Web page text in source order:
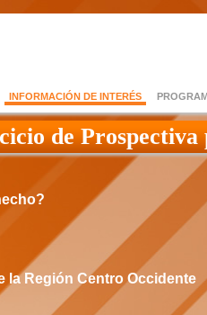
INFORMACIÓN DE INTERÉS
de
la Región Centro Occidente